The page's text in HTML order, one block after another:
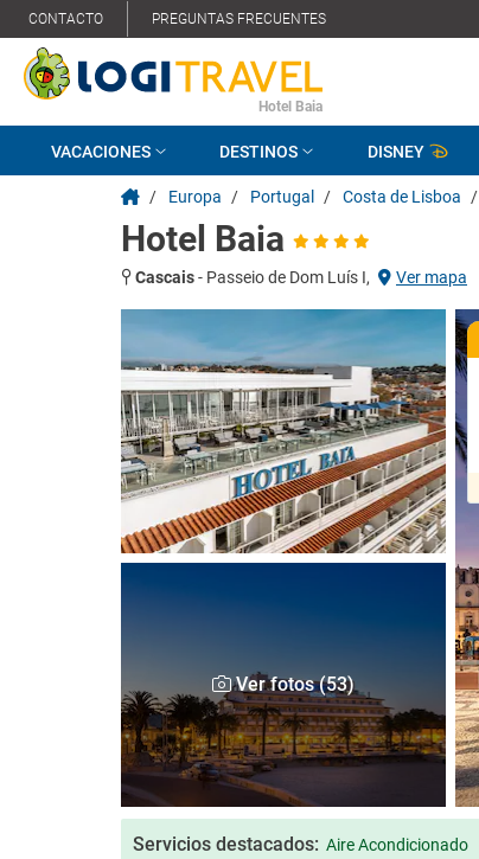
CONTACTO PREGUNTAS FRECUENTES
Hotel Baia
VACACIONES DESTINOS DISNEY
/ Europa / Portugal / Costa de Lisboa /
Hotel Baia
Cascais- Passeio de Dom Luís I, Ver mapa
Ver fotos (53)
Servicios destacados: Aire Acondicionado